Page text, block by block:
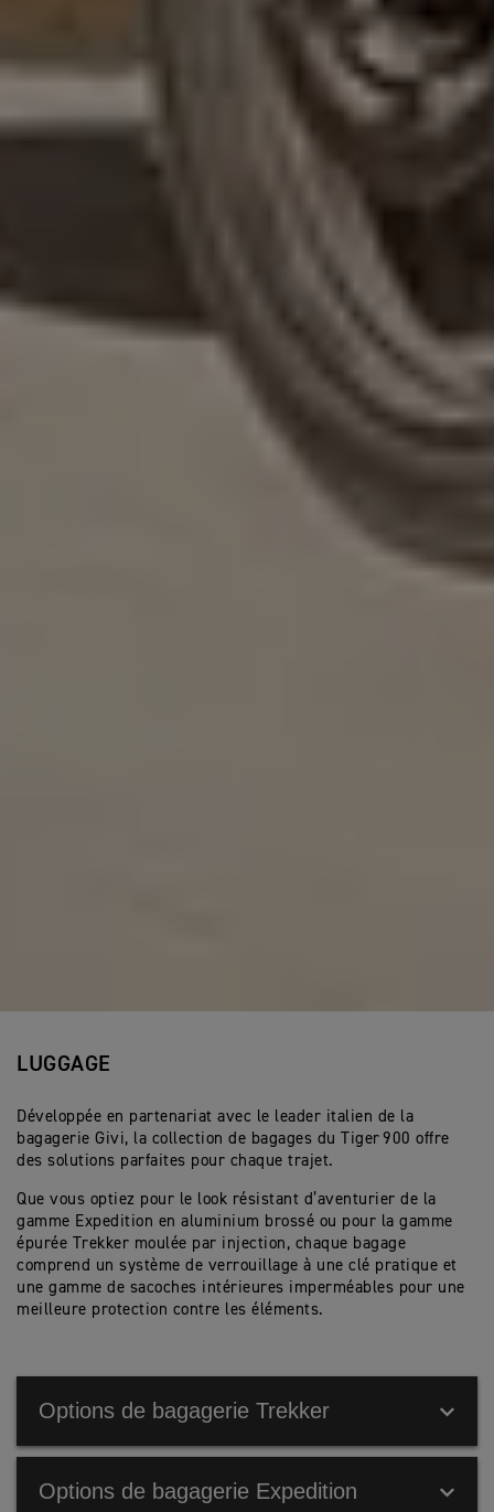
LUGGAGE
Développée en partenariat avec le leader italien de la
bagagerie Givi, la collection de bagages du Tiger 900 offre
des solutions parfaites pour chaque trajet.
Que vous optiez pour le look résistant d’aventurier de la
gamme Expedition en aluminium brossé ou pour la gamme
épurée Trekker moulée par injection, chaque bagage
comprend un système de verrouillage à une clé pratique et
une gamme de sacoches intérieures imperméables pour une
meilleure protection contre les éléments.
Options de bagagerie Trekker
Options de bagagerie Expedition